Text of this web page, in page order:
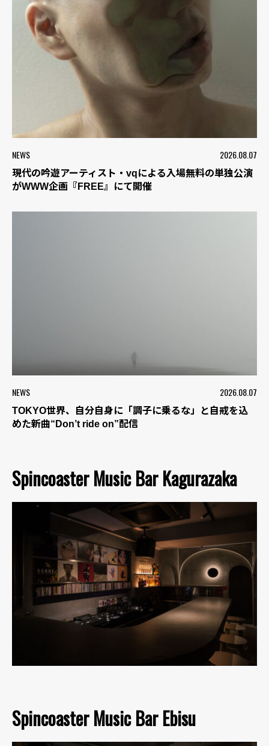
NEWS 2026.08.07
現代の吟遊アーティスト・vqによる入場無料の単独公演
がWWW企画『FREE』にて開催
NEWS 2026.08.07
TOKYO世界、自分自身に「調子に乗るな」と自戒を込
めた新曲“Don’t ride on”配信
Spincoaster Music Bar Kagurazaka
Spincoaster Music Bar Ebisu